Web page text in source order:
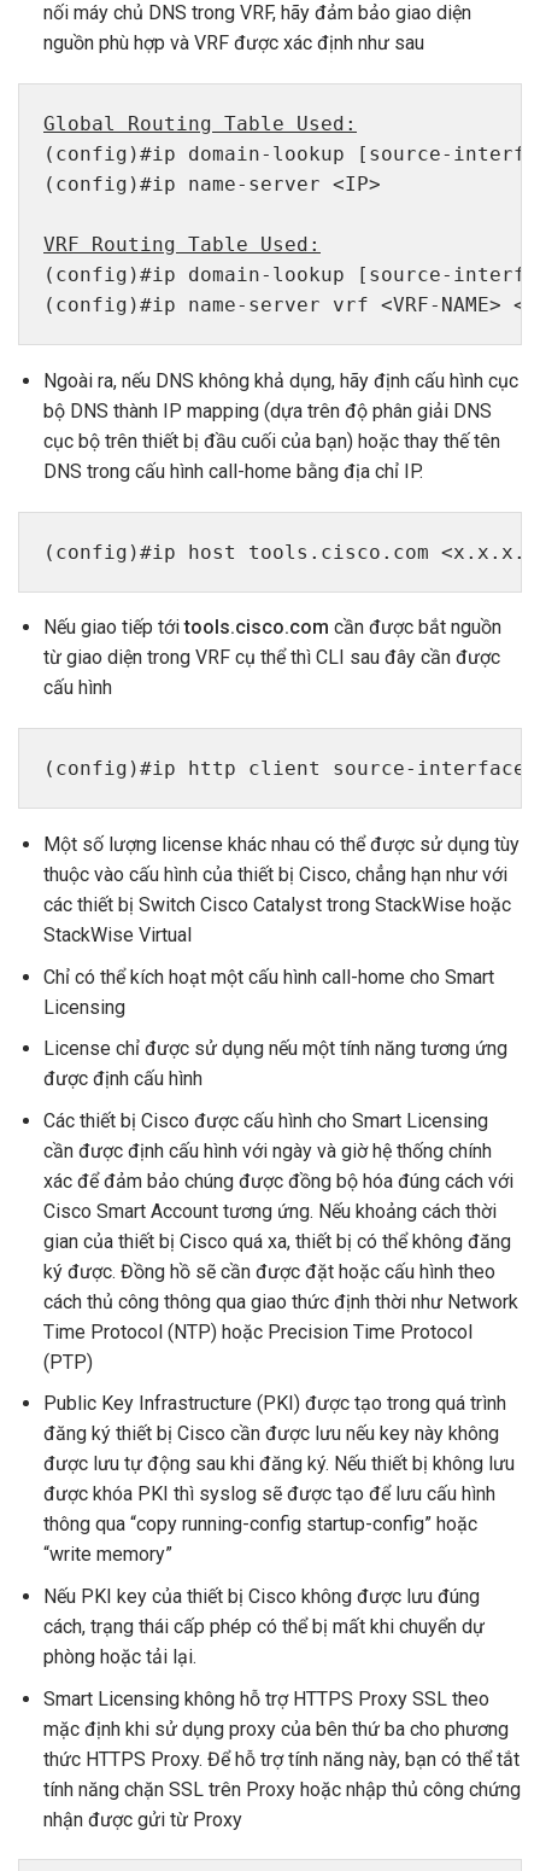
nối máy chủ DNS trong VRF, hãy đảm bảo giao diện
nguồn phù hợp và VRF được xác định như sau
Global Routing Table Used:
(config)#ip domain-lookup [source-
(config)#ip name-server <IP>
VRF Routing Table Used:
(config)#ip domain-lookup [source-
(config)#ip name-server vrf <VRF-NAME>
Ngoài ra, nếu DNS không khả dụng, hãy định cấu hình cục
bộ DNS thành IP mapping (dựa trên độ phân giải DNS
cục bộ trên thiết bị đầu cuối của bạn) hoặc thay thế tên
DNS trong cấu hình call-home bằng địa chỉ IP.
(config)#ip host tools.cisco.com
Nếu giao tiếp tớitools.cisco.com cần được bắt nguồn
từ giao diện trong VRF cụ thể thì CLI sau đây cần được
cấu hình
(config)#ip http client source-interface
Một số lượng license khác nhau có thể được sử dụng tùy
thuộc vào cấu hình của thiết bị Cisco, chẳng hạn như với
các thiết bị Switch Cisco Catalyst trong StackWise hoặc
StackWise Virtual
Chỉ có thể kích hoạt một cấu hình call-home cho Smart
Licensing
License chỉ được sử dụng nếu một tính năng tương ứng
được định cấu hình
Các thiết bị Cisco được cấu hình cho Smart Licensing
cần được định cấu hình với ngày và giờ hệ thống chính
xác để đảm bảo chúng được đồng bộ hóa đúng cách với
Cisco Smart Account tương ứng. Nếu khoảng cách thời
gian của thiết bị Cisco quá xa, thiết bị có thể không đăng
ký được. Đồng hồ sẽ cần được đặt hoặc cấu hình theo
cách thủ công thông qua giao thức định thời như Network
Time Protocol (NTP) hoặc Precision Time Protocol
(PTP)
Public Key Infrastructure (PKI) được tạo trong quá trình
đăng ký thiết bị Cisco cần được lưu nếu key này không
được lưu tự động sau khi đăng ký. Nếu thiết bị không lưu
được khóa PKI thì syslog sẽ được tạo để lưu cấu hình
thông qua “copy running-config startup-config” hoặc
“write memory”
Nếu PKI key của thiết bị Cisco không được lưu đúng
cách, trạng thái cấp phép có thể bị mất khi chuyển dự
phòng hoặc tải lại.
Smart Licensing không hỗ trợ HTTPS Proxy SSL theo
mặc định khi sử dụng proxy của bên thứ ba cho phương
thức HTTPS Proxy. Để hỗ trợ tính năng này, bạn có thể tắt
tính năng chặn SSL trên Proxy hoặc nhập thủ công chứng
nhận được gửi từ Proxy